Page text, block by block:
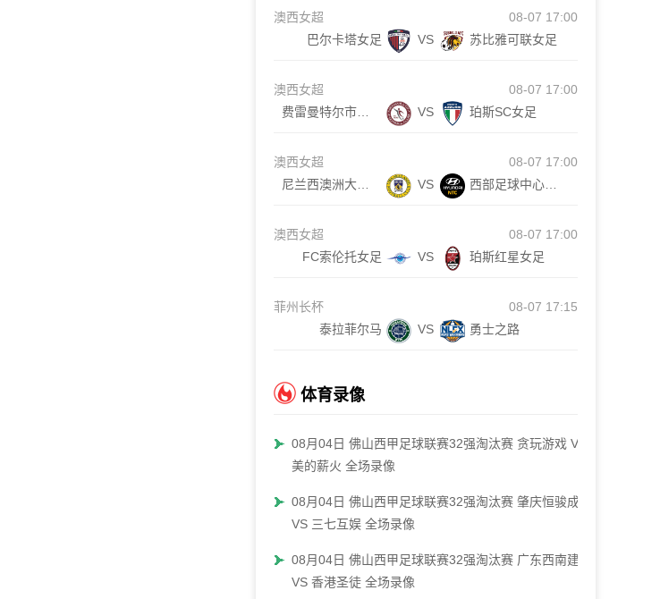
澳西女超
08-07 17:00
巴尔卡塔女足
VS 苏比雅可联女足
澳西女超
08-07 17:00
VS 珀斯SC女足
澳西女超
08-07 17:00
VS
澳西女超
08-07 17:00
FC索伦托女足
VS 珀斯红星女足
菲州长杯
08-07 17:15
泰拉菲尔马
VS 勇士之路
体育录像
08月04日 佛山西甲足球联赛32强淘汰赛 贪玩游戏 VS
美的薪火 全场录像
08月04日 佛山西甲足球联赛32强淘汰赛 肇庆恒骏成
VS 三七互娱 全场录像
08月04日 佛山西甲足球联赛32强淘汰赛 广东西南建设
VS 香港圣徒 全场录像